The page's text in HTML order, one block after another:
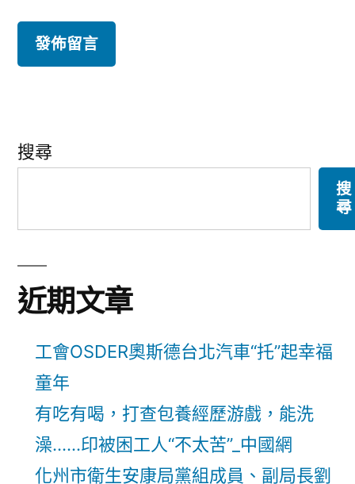
搜尋
搜
尋
近期文章
工會OSDER奧斯德台北汽車“托”起幸福
童年
有吃有喝，打查包養經歷游戲，能洗
澡……印被困工人“不太苦”_中國網
化州市衛生安康局黨組成員、副局長劉